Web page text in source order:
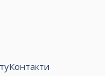
Контакти